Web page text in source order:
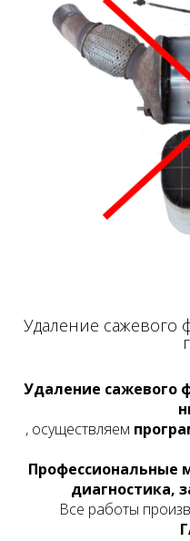
Удаление сажевого
Удаление сажевого
, осуществляем
Профессиональные
диагностика,
Все работы